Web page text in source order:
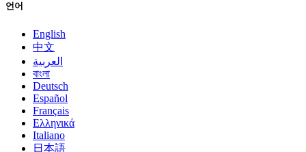
언어
English
中文
العربية
বাংলা
Deutsch
Español
Français
Ελληνικά
Italiano
日本語